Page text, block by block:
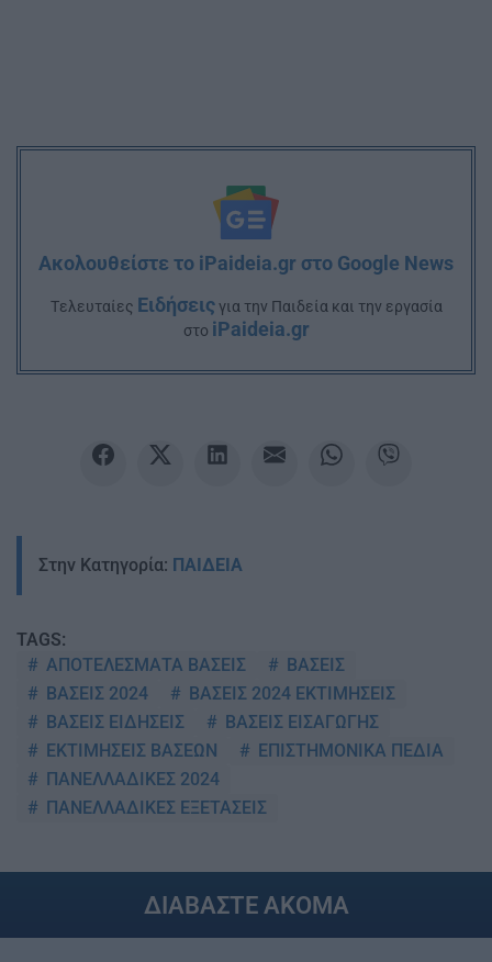
Ακολουθείστε το iPaideia.gr στο Google News
Tελευταίες Ειδήσειςγια την Παιδεία και την εργασία
στο iPaideia.gr
Στην Κατηγορία: ΠΑΙΔΕΙΑ
TAGS:
ΑΠΟΤΕΛΕΣΜΑΤΑ ΒΑΣΕΙΣ
ΒΑΣΕΙΣ
ΒΑΣΕΙΣ 2024
ΒΑΣΕΙΣ 2024 ΕΚΤΙΜΗΣΕΙΣ
ΒΑΣΕΙΣ ΕΙΔΗΣΕΙΣ
ΒΑΣΕΙΣ ΕΙΣΑΓΩΓΗΣ
ΕΚΤΙΜΗΣΕΙΣ ΒΑΣΕΩΝ
ΕΠΙΣΤΗΜΟΝΙΚΑ ΠΕΔΙΑ
ΠΑΝΕΛΛΑΔΙΚΕΣ 2024
ΠΑΝΕΛΛΑΔΙΚΕΣ ΕΞΕΤΑΣΕΙΣ
ΔΙΑΒΑΣΤΕ ΑΚΟΜΑ